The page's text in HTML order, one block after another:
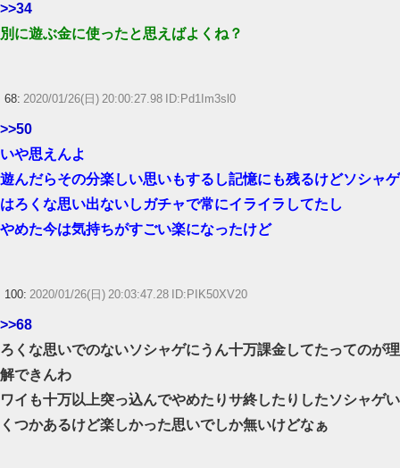
>>34
別に遊ぶ金に使ったと思えばよくね？
68: 2020/01/26(日) 20:00:27.98 ID:Pd1Im3sl0
>>50
いや思えんよ
遊んだらその分楽しい思いもするし記憶にも残るけどソシャゲ
はろくな思い出ないしガチャで常にイライラしてたし
やめた今は気持ちがすごい楽になったけど
100: 2020/01/26(日) 20:03:47.28 ID:PIK50XV20
>>68
ろくな思いでのないソシャゲにうん十万課金してたってのが理
解できんわ
ワイも十万以上突っ込んでやめたりサ終したりしたソシャゲい
くつかあるけど楽しかった思いでしか無いけどなぁ